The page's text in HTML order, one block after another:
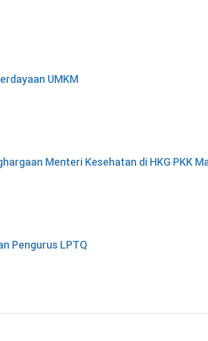
UMKM
Menteri Kesehatan di HKG PKK
Pengurus LPTQ